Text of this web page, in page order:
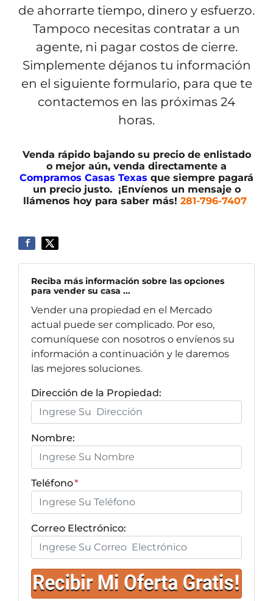
de ahorrarte tiempo, dinero y esfuerzo.
Tampoco necesitas contratar a un
agente, ni pagar costos de cierre.
Simplemente déjanos tu información
en el siguiente formulario, para que te
contactemos en las próximas 24
horas.
Venda rápido bajando su precio de enlistado
o mejor aún, venda directamente a
Compramos Casas Texas que siempre pagará
un precio justo. ¡Envíenos un mensaje o
llámenos hoy para saber más! 281-796-7407
Reciba más información sobre las opciones
para vender su casa ...
Vender una propiedad en el Mercado
actual puede ser complicado. Por eso,
comuníquese con nosotros o envíenos su
información a continuación y le daremos
las mejores soluciones.
Dirección de la Propiedad:
Nombre:
Teléfono*
Correo Electrónico: